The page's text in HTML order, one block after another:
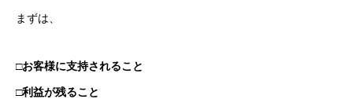
まずは、
□お客様に支持されること
□利益が残ること